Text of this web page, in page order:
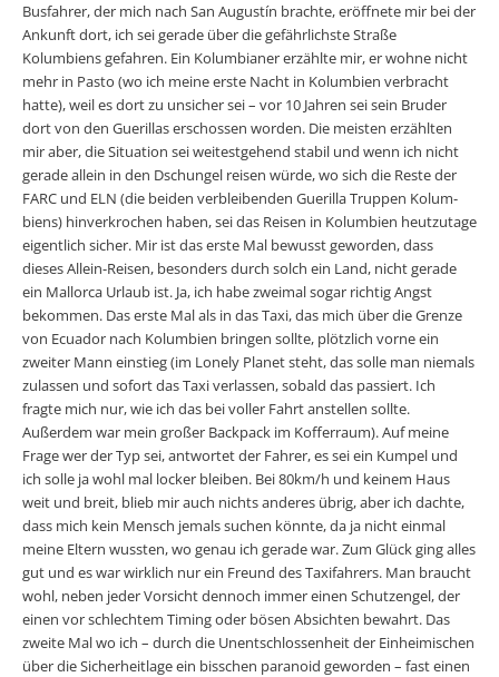
Busfahrer, der mich nach San Augustín brachte, eröffnete mir bei der
Ankunft dort, ich sei gerade über die gefährlichste Straße
Kolumbiens gefahren. Ein Kolumbianer erzählte mir, er wohne nicht
mehr in Pasto (wo ich meine erste Nacht in Kolumbien verbracht
hatte), weil es dort zu unsicher sei – vor 10 Jahren sei sein Bruder
dort von den Guerillas erschossen worden. Die meisten erzählten
mir aber, die Situation sei weitestgehend stabil und wenn ich nicht
gerade allein in den Dschungel reisen würde, wo sich die Reste der
FARC und ELN (die beiden verbleibenden Guerilla Truppen Kolum­
biens) hinverkrochen haben, sei das Reisen in Kolumbien heutzutage
eigentlich sicher. Mir ist das erste Mal bewusst geworden, dass
dieses Allein-Reisen, besonders durch solch ein Land, nicht gerade
ein Mallorca Urlaub ist. Ja, ich habe zweimal sogar richtig Angst
bekommen. Das erste Mal als in das Taxi, das mich über die Grenze
von Ecuador nach Kolumbien bringen sollte, plötzlich vorne ein
zweiter Mann einstieg (im Lonely Planet steht, das solle man niemals
zulassen und sofort das Taxi verlassen, sobald das passiert. Ich
fragte mich nur, wie ich das bei voller Fahrt anstellen sollte.
Außerdem war mein großer Backpack im Koffer­raum). Auf meine
Frage wer der Typ sei, antwortet der Fahrer, es sei ein Kumpel und
ich solle ja wohl mal locker bleiben. Bei 80km/h und kei­nem Haus
weit und breit, blieb mir auch nichts anderes übrig, aber ich dachte,
dass mich kein Mensch jemals suchen könnte, da ja nicht einmal
meine Eltern wussten, wo genau ich gerade war. Zum Glück ging alles
gut und es war wirklich nur ein Freund des Taxifahrers. Man braucht
wohl, neben jeder Vorsicht dennoch immer einen Schutzengel, der
einen vor schlechtem Timing oder bösen Absichten bewahrt. Das
zweite Mal wo ich – durch die Unentschlossenheit der Einheimischen
über die Sicherheitlage ein bisschen para­noid geworden ­– fast einen